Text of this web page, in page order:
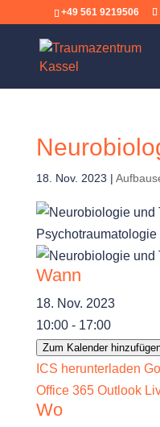
+49 561 9219506
18. Nov. 2023 |
Wann
18. Nov. 2023
10:00 - 17:00
Zum Kalender
ICS herunterladen
Office 365 Outlook
Wo